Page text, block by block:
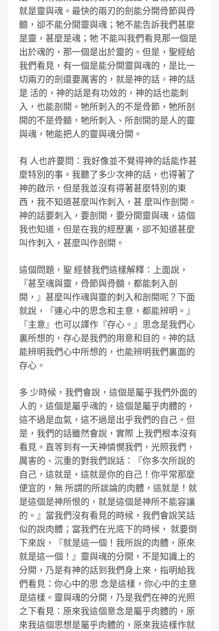
就是靈與魂。最快的兩刃的劍能分開骨節與骨
髓，卻不能分開靈與魂；牠不能告訴我們甚麼
是靈，甚麼是魂；牠 不能叫我們看見那一個是
出於魂的，那一個是出於靈的。但是，聖經給
我們看見，有一個是能分開靈與魂的，是比一
切兩刃的劍還要厲害的，就是神的話。神的話
是 活的，神的話是有功效的，神的話也能刺
入，也能剖開。牠所刺入的不是骨節，牠所剖
開的不是骨髓，牠所刺入、所剖開的是人的靈
與魂，牠能把人的靈與魂分開。
有 人也許要問：我好像並不覺得神的話能作甚
麼特別的事。我聽了多少次神的話，也得著了
神的啟示，但是我並沒有得著甚麼特別的東
西，我不知道甚麼叫作刺入，甚 麼叫作剖開。
神的話要刺入，要剖開，要分開靈與魂，這個
我也知道，但是在我的經歷裏，卻不知道甚麼
叫作刺入，甚麼叫作剖開。
這個問題，聖 經替我們這樣解釋：上面說，
『甚至魂與靈，骨節與骨髓，都能刺入剖
開，』甚麼叫作魂與靈的刺入和剖開呢？下面
就說，『連心中的思念和主意，都能辨明。』
『主意』也可以譯作『存心。』思念是我們心
裏所想的，存心是我們的用意和目的。神的話
能辨明我們心中所想的，也能辨明我們裏面的
存心。
多 少時候，我們會說，這個是屬乎我們外面的
人的，這個是屬乎魂的，這個是屬乎肉體的，
這不過是血氣，這不過是出乎我們的自己。但
是，我們的話雖然會說，實際 上我們根本沒有
看見。直等到有一天神憐憫我們，光照我們，
厲害的、沉重的對我們說話：『你多次所說的
自己，這就是，這就是你的自己！你平常那麼
便宜的，無 所謂的所談論的肉體，這就是！就
是這個是神所恨的，就是這個是神所不能容讓
的。』當我們沒有看見的時候，我們會說笑話
似的說肉體；當我們在光底下的時候， 就要倒
下來說，『就是這一個！我所說的肉體，原來
就是這一個！』靈與魂的分開，不是知識上的
分開，乃是有神的話到我們身上來，指明給我
們看見：你心中的思 念是這樣，你心中的主意
是這樣。靈與魂的分開，乃是我們在神的光照
之下看見：原來我這個意念是屬乎肉體的，原
來我這個思想是屬乎肉體的，原來我這樣作就